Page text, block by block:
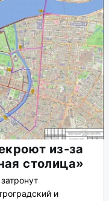
из-за
столица»
и